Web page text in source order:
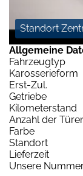
Standort
Allgemeine
Fahrzeugtyp
Karosserieform
Erst-Zul.
Getriebe
Kilometerstand
Anzahl der
Farbe
Standort
Lieferzeit
Unsere